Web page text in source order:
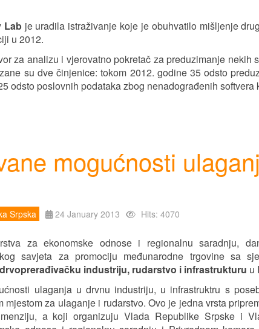
Labje uradila istraživanje koje je obuhvatilo mišljenje
u 2012.
za analizu i vjerovatno pokretač za preduzimanje nekih
su dve činjenice: tokom 2012. godine 35 odsto
odsto poslovnih podataka zbog nenadograđenih
mogućnosti
Srpska 24 January 2013 Hits: 4070
za ekonomske odnose i regionalnu saradnju,
savjeta za promociju međunarodne trgovine sa
drvoprerađivačku industriju, rudarstvo i infrastrukturu u
ulaganja u drvnu industriju, u infrastruktru s
mjestom za ulaganje i rudarstvo. Ovo je jedna vrsta
a koji organizuju Vlada Republike Srpske i